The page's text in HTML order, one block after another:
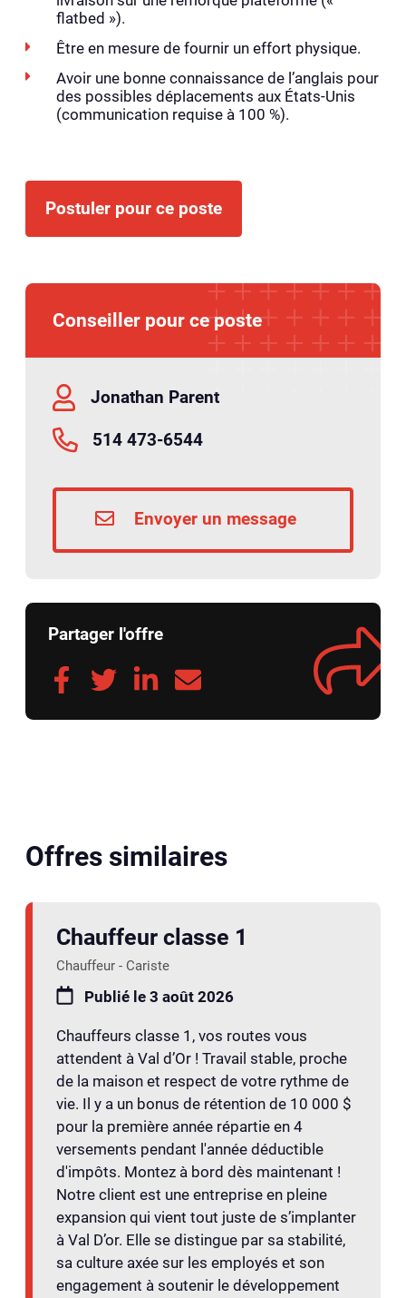
flatbed »).
Être en mesure de fournir un effort physique.
Avoir une bonne connaissance de l’anglais pour
des possibles déplacements aux États-Unis
(communication requise à 100 %).
Postuler pour ce poste
Conseiller pour ce poste
Jonathan Parent
514 473-6544
Envoyer un message
Partager l'offre
Offres similaires
Chauffeur classe 1
Chauffeur - Cariste
Publié le 3 août 2026
Chauffeurs classe 1, vos routes vous
attendent à Val d’Or ! Travail stable, proche
de la maison et respect de votre rythme de
vie. Il y a un bonus de rétention de 10 000 $
pour la première année répartie en 4
versements pendant l'année déductible
d'impôts. Montez à bord dès maintenant !
Notre client est une entreprise en pleine
expansion qui vient tout juste de s’implanter
à Val D’or. Elle se distingue par sa stabilité,
sa culture axée sur les employés et son
engagement à soutenir le développement